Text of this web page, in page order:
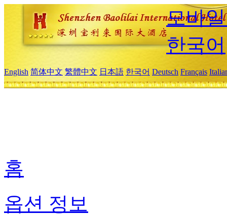
모바
한국어
English 简体中文 繁體中文 日本語 한국어 Deutsch Français
홈
옵션 정보